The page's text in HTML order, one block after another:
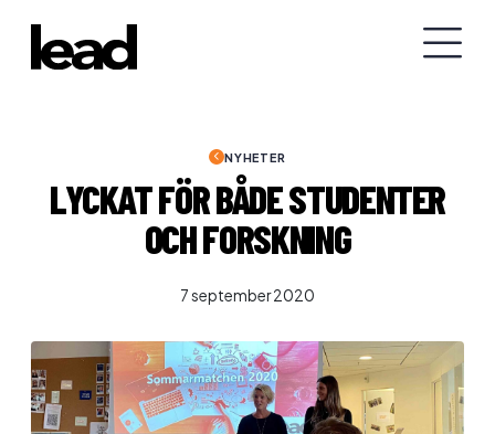
NYHETER
LYCKAT FÖR BÅDE STUDENTER
OCH FORSKNING
7 september 2020